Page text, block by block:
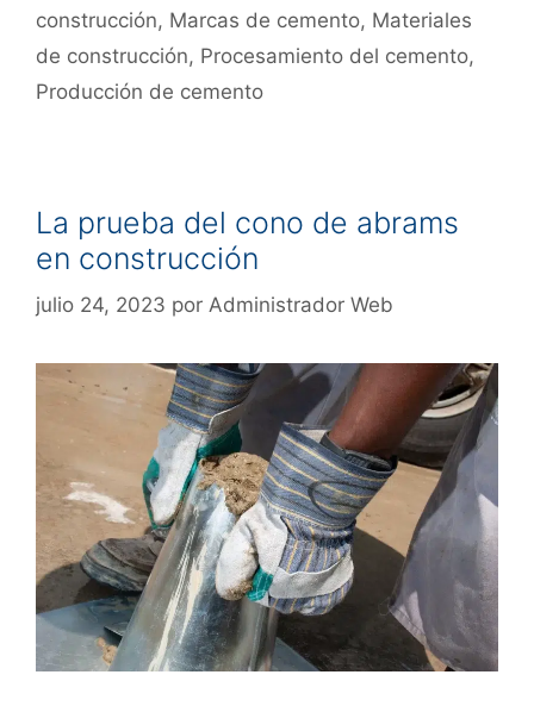
construcción, Marcas de cemento, Materiales
de construcción, Procesamiento del cemento,
Producción de cemento
La prueba del cono de abrams
en construcción
julio 24, 2023 por Administrador Web